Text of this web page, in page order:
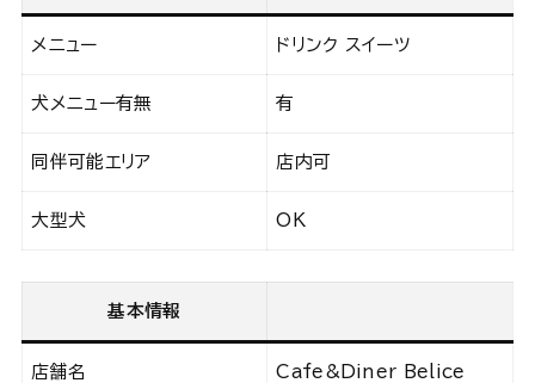
メニュー ドリンク スイーツ
犬メニュー有無 有
同伴可能エリア 店内可
大型犬 OK
基本情報
店舗名 Cafe&Diner Belice